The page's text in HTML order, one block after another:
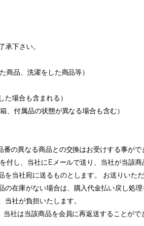
下さい。
品、洗濯をした商品等）
場合も含まれる）
付属品の状態が異なる場合も含む）
の異なる商品との交換はお受けする事がで
付し、当社にEメールで送り、当社が当該
当社宛に送るものとします。 お送りいた
在庫がない場合は、購入代金払い戻し処
社が負担いたします。
社は当該商品を会員に再返送することが